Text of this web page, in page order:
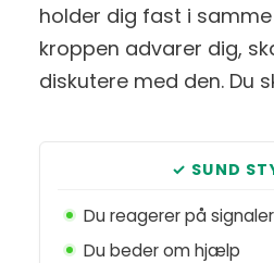
holder dig fast i samme
kroppen advarer dig,
diskutere med den. Du
✓ SUND
Du reagerer på signaler
Du beder om hjælp